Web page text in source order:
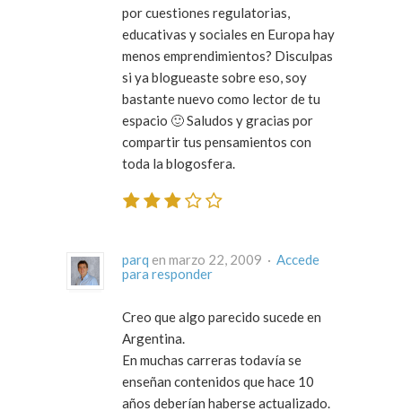
por cuestiones regulatorias,
educativas y sociales en Europa hay
menos emprendimientos? Disculpas
si ya blogueaste sobre eso, soy
bastante nuevo como lector de tu
espacio 🙂 Saludos y gracias por
compartir tus pensamientos con
toda la blogosfera.
parq en marzo 22, 2009 · Accede
para responder
Creo que algo parecido sucede en
Argentina.
En muchas carreras todavía se
enseñan contenidos que hace 10
años deberían haberse actualizado.